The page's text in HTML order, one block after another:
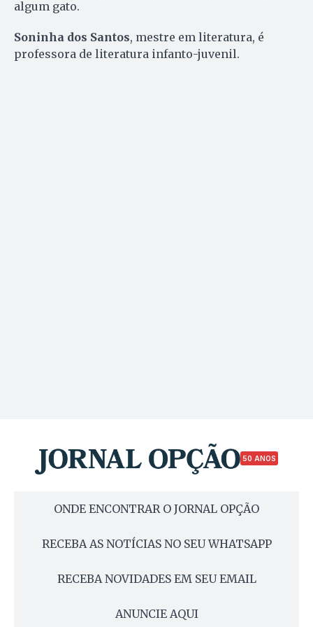
algum gato.
Soninha dos Santos, mestre em literatura, é
professora de literatura infanto-juvenil.
50 ANOS
ONDE ENCONTRAR O JORNAL OPÇÃO
RECEBA AS NOTÍCIAS NO SEU WHATSAPP
RECEBA NOVIDADES EM SEU EMAIL
ANUNCIE AQUI